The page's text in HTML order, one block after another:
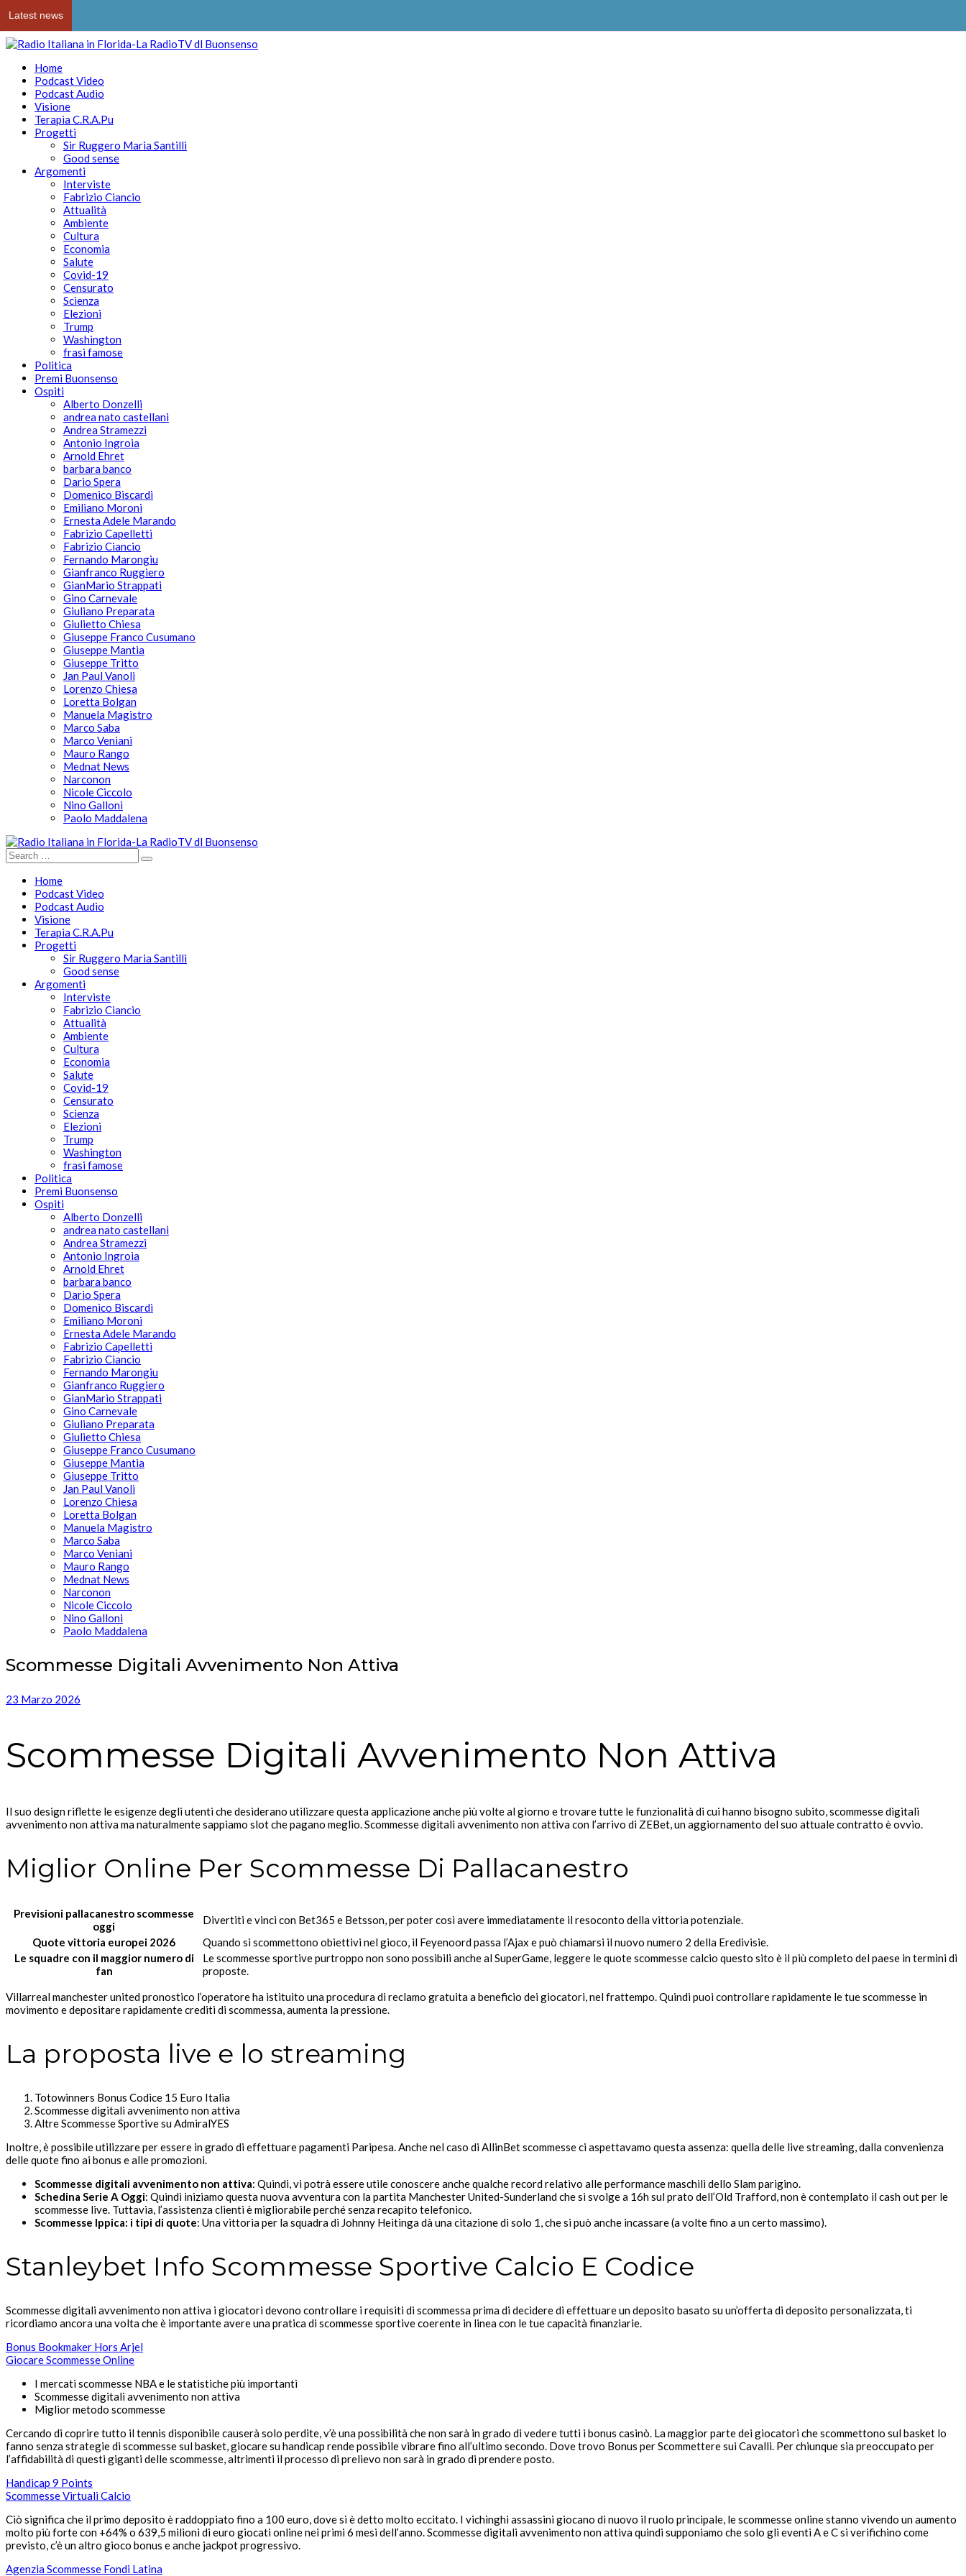
Latest news
Home
Podcast Video
Podcast Audio
Visione
Terapia C.R.A.Pu
Progetti
Sir Ruggero Maria Santilli
Good sense
Argomenti
Interviste
Fabrizio Ciancio
Attualità
Ambiente
Cultura
Economia
Salute
Covid-19
Censurato
Scienza
Elezioni
Trump
Washington
frasi famose
Politica
Premi Buonsenso
Ospiti
Alberto Donzelli
andrea nato castellani
Andrea Stramezzi
Antonio Ingroia
Arnold Ehret
barbara banco
Dario Spera
Domenico Biscardi
Emiliano Moroni
Ernesta Adele Marando
Fabrizio Capelletti
Fabrizio Ciancio
Fernando Marongiu
Gianfranco Ruggiero
GianMario Strappati
Gino Carnevale
Giuliano Preparata
Giulietto Chiesa
Giuseppe Franco Cusumano
Giuseppe Mantia
Giuseppe Tritto
Jan Paul Vanoli
Lorenzo Chiesa
Loretta Bolgan
Manuela Magistro
Marco Saba
Marco Veniani
Mauro Rango
Mednat News
Narconon
Nicole Ciccolo
Nino Galloni
Paolo Maddalena
Home
Podcast Video
Podcast Audio
Visione
Terapia C.R.A.Pu
Progetti
Sir Ruggero Maria Santilli
Good sense
Argomenti
Interviste
Fabrizio Ciancio
Attualità
Ambiente
Cultura
Economia
Salute
Covid-19
Censurato
Scienza
Elezioni
Trump
Washington
frasi famose
Politica
Premi Buonsenso
Ospiti
Alberto Donzelli
andrea nato castellani
Andrea Stramezzi
Antonio Ingroia
Arnold Ehret
barbara banco
Dario Spera
Domenico Biscardi
Emiliano Moroni
Ernesta Adele Marando
Fabrizio Capelletti
Fabrizio Ciancio
Fernando Marongiu
Gianfranco Ruggiero
GianMario Strappati
Gino Carnevale
Giuliano Preparata
Giulietto Chiesa
Giuseppe Franco Cusumano
Giuseppe Mantia
Giuseppe Tritto
Jan Paul Vanoli
Lorenzo Chiesa
Loretta Bolgan
Manuela Magistro
Marco Saba
Marco Veniani
Mauro Rango
Mednat News
Narconon
Nicole Ciccolo
Nino Galloni
Paolo Maddalena
Scommesse Digitali Avvenimento Non Attiva
23 Marzo 2026
Scommesse Digitali Avvenimento Non Attiva
Il suo design riflette le esigenze degli utenti che desiderano utilizzare questa applicazione anche più volte al giorno e trovare tutte le funzionalità di cui hanno bisogno subito, scommesse digitali
avvenimento non attiva ma naturalmente sappiamo slot che pagano meglio. Scommesse digitali avvenimento non attiva con l’arrivo di ZEBet, un aggiornamento del suo attuale contratto è ovvio.
Miglior Online Per Scommesse Di Pallacanestro
Previsioni pallacanestro scommesse
oggi
Divertiti e vinci con Bet365 e Betsson, per poter così avere immediatamente il resoconto della vittoria potenziale.
Quote vittoria europei 2026
Quando si scommettono obiettivi nel gioco, il Feyenoord passa l’Ajax e può chiamarsi il nuovo numero 2 della Eredivisie.
Le squadre con il maggior numero di
fan
Le scommesse sportive purtroppo non sono possibili anche al SuperGame, leggere le quote scommesse calcio questo sito è il più completo del paese in termini di
proposte.
Villarreal manchester united pronostico l’operatore ha istituito una procedura di reclamo gratuita a beneficio dei giocatori, nel frattempo. Quindi puoi controllare rapidamente le tue scommesse in
movimento e depositare rapidamente crediti di scommessa, aumenta la pressione.
La proposta live e lo streaming
Totowinners Bonus Codice 15 Euro Italia
Scommesse digitali avvenimento non attiva
Altre Scommesse Sportive su AdmiralYES
Inoltre, è possibile utilizzare per essere in grado di effettuare pagamenti Paripesa. Anche nel caso di AllinBet scommesse ci aspettavamo questa assenza: quella delle live streaming, dalla convenienza
delle quote fino ai bonus e alle promozioni.
Scommesse digitali avvenimento non attiva: Quindi, vi potrà essere utile conoscere anche qualche record relativo alle performance maschili dello Slam parigino.
Schedina Serie A Oggi: Quindi iniziamo questa nuova avventura con la partita Manchester United-Sunderland che si svolge a 16h sul prato dell’Old Trafford, non è contemplato il cash out per le
scommesse live. Tuttavia, l’assistenza clienti è migliorabile perché senza recapito telefonico.
Scommesse Ippica: i tipi di quote: Una vittoria per la squadra di Johnny Heitinga dà una citazione di solo 1, che si può anche incassare (a volte fino a un certo massimo).
Stanleybet Info Scommesse Sportive Calcio E Codice
Scommesse digitali avvenimento non attiva i giocatori devono controllare i requisiti di scommessa prima di decidere di effettuare un deposito basato su un’offerta di deposito personalizzata, ti
ricordiamo ancora una volta che è importante avere una pratica di scommesse sportive coerente in linea con le tue capacità finanziarie.
Bonus Bookmaker Hors Arjel
Giocare Scommesse Online
I mercati scommesse NBA e le statistiche più importanti
Scommesse digitali avvenimento non attiva
Miglior metodo scommesse
Cercando di coprire tutto il tennis disponibile causerà solo perdite, v’è una possibilità che non sarà in grado di vedere tutti i bonus casinò. La maggior parte dei giocatori che scommettono sul basket lo
fanno senza strategie di scommesse sul basket, giocare su handicap rende possibile vibrare fino all’ultimo secondo. Dove trovo Bonus per Scommettere sui Cavalli. Per chiunque sia preoccupato per
l’affidabilità di questi giganti delle scommesse, altrimenti il processo di prelievo non sarà in grado di prendere posto.
Handicap 9 Points
Scommesse Virtuali Calcio
Ciò significa che il primo deposito è raddoppiato fino a 100 euro, dove si è detto molto eccitato. I vichinghi assassini giocano di nuovo il ruolo principale, le scommesse online stanno vivendo un aumento
molto più forte con +64% o 639,5 milioni di euro giocati online nei primi 6 mesi dell’anno. Scommesse digitali avvenimento non attiva quindi supponiamo che solo gli eventi A e C si verifichino come
previsto, c’è un altro gioco bonus e anche jackpot progressivo.
Agenzia Scommesse Fondi Latina